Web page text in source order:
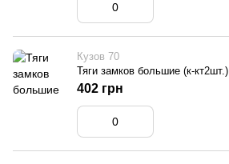
Кузов 70
Тяги замков большие (к-кт2шт.)
402 грн